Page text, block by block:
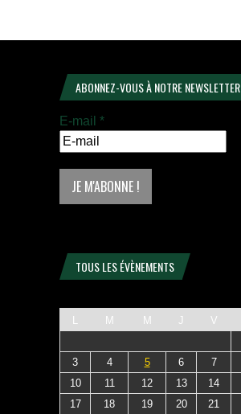
ABONNEZ-VOUS À NOTRE NEWSLETTER
E-mail *
TOUS LES ÉVÈNEMENTS
L M M J V
3
4 5 6 7
10
11 12 13 14
17
18 19 20 21